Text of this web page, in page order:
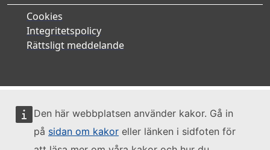
Den här webbplatsen använder kakor. Gå in
på sidan om kakor eller länken i sidfoten för
Cookies
Integritetspolicy
Rättsligt meddelande